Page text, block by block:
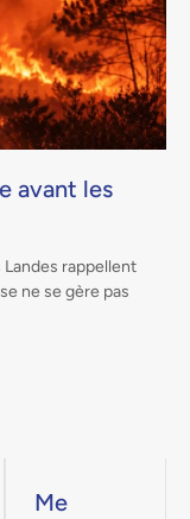
avant les
rappellent
ne se gère pas
Me